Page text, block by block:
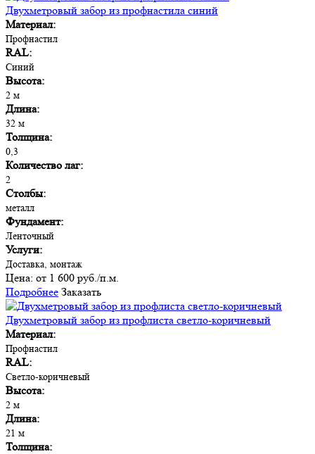
Двухметровый забор из профнастила синий
Материал:
Профнастил
RAL:
Синий
Высота:
2 м
Длина:
32 м
Толщина:
0,3
Количество лаг:
2
Столбы:
металл
Фундамент:
Ленточный
Услуги:
Доставка, монтаж
Цена: от 1 600 руб./п.м.
Подробнее Заказать
Двухметровый забор из профлиста светло-коричневый
Материал:
Профнастил
RAL:
Светло-коричневый
Высота:
2 м
Длина:
21 м
Толщина: